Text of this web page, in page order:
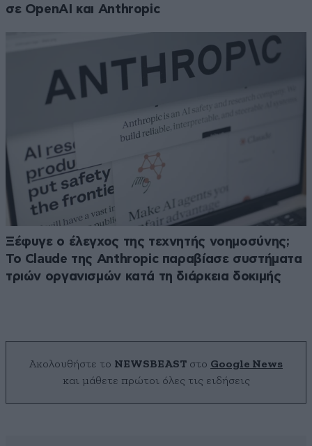
σε OpenAI και Anthropic
Ξέφυγε ο έλεγχος της τεχνητής νοημοσύνης;
Το Claude της Anthropic παραβίασε συστήματα
τριών οργανισμών κατά τη διάρκεια δοκιμής
Ακολουθήστε το NEWSBEAST στο Google News
και μάθετε πρώτοι όλες τις ειδήσεις